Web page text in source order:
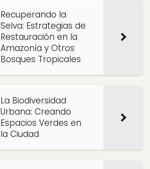
Recuperando la
Selva: Estrategias de
Restauración en la
Amazonía y Otros
Bosques Tropicales
La Biodiversidad
Urbana: Creando
Espacios Verdes en
la Ciudad